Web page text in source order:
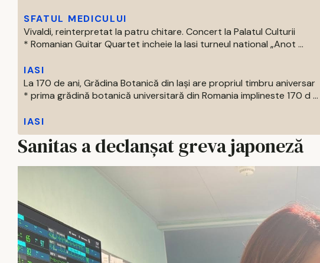
SFATUL MEDICULUI
Vivaldi, reinterpretat la patru chitare. Concert la Palatul Culturii
* Romanian Guitar Quartet incheie la Iasi turneul national „Anot ...
IASI
La 170 de ani, Grădina Botanică din Iași are propriul timbru aniversar
* prima grădină botanică universitară din Romania implineste 170 d ...
IASI
Sanitas a declanșat greva japoneză